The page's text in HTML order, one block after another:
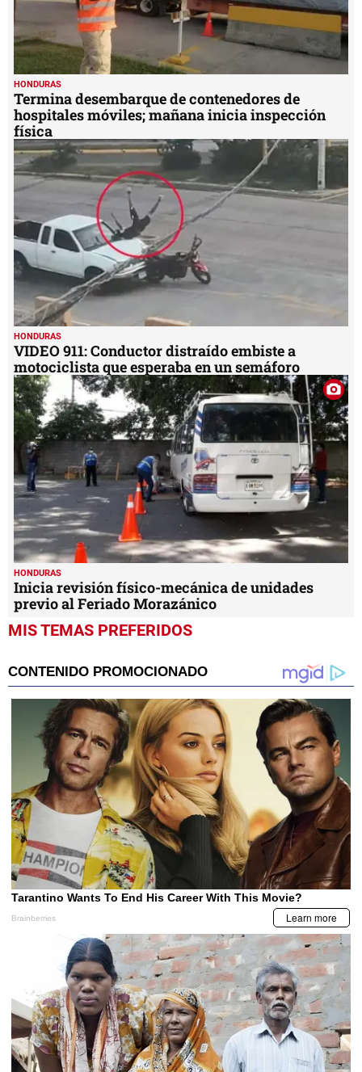
HONDURAS
Termina desembarque de contenedores de
hospitales móviles; mañana inicia inspección
física
HONDURAS
VIDEO 911: Conductor distraído embiste a
motociclista que esperaba en un semáforo
HONDURAS
Inicia revisión físico-mecánica de unidades
previo al Feriado Morazánico
MIS TEMAS PREFERIDOS